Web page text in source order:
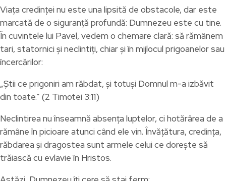
Viața credinței nu este una lipsită de obstacole, dar este
marcată de o siguranță profundă: Dumnezeu este cu tine.
În cuvintele lui Pavel, vedem o chemare clară: să rămânem
tari, statornici și neclintiți, chiar și în mijlocul prigoanelor sau
încercărilor:
„Știi ce prigoniri am răbdat, și totuși Domnul m-a izbăvit
din toate.” (2 Timotei 3:11)
Neclintirea nu înseamnă absența luptelor, ci hotărârea de a
rămâne în picioare atunci când ele vin. Învățătura, credința,
răbdarea și dragostea sunt armele celui ce dorește să
trăiască cu evlavie în Hristos.